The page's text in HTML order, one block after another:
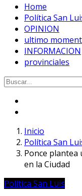
Home
Política San
OPINION
ultimo
INFORMACION
provinciales
Inicio
Política San
Ponce plantea
en la Ciudad
Política San Luis